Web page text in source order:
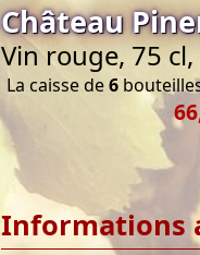
Château
Vin rouge, 75 cl,
La caisse de6
Informations